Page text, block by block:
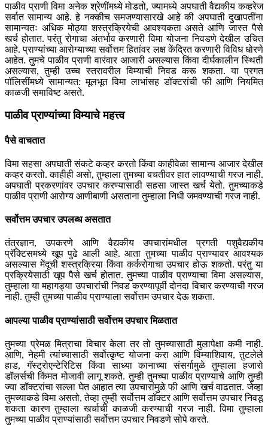
पाळीव प्राणी विमा अनेक श्रेणींमध्ये मोडतो, ज्यामध्ये अपघाती वैद्यकीय कव्हरेज
सर्वात सामान्य आहे. हे नक्कीच समजण्यासारखे आहे की अपघाती दुखापतींना
सामान्यतः अधिक मोठ्या शस्त्रक्रियेची आवश्यकता असते आणि जास्त पैसे
खर्च होतात. परंतु रोगाचा अंतर्भाव करणारी विमा योजना निवडणे देखील उचित
आहे. प्राण्यांच्या आरोग्याच्या सर्वोत्तम हितांवर लक्ष केंद्रित करणारी विविध धोरणे
आहेत. तुमचे पाळीव प्राणी वारंवार आजारी असल्यास किंवा दीर्घकालीन स्थिती
असल्यास, तुम्ही उच्च स्तरावरील विम्याची निवड करू शकता. या प्रगत
पॉलिसींमध्ये सामान्यत: मूलभूत विमा लाभांसह डॉक्टरांची फी आणि नियमित
काळजी समाविष्ट असते.
पाळीव प्राण्यांच्या विम्याचे महत्त्व
पैसे वाचतात
विमा सहसा अपघाती संकटे कव्हर करतो किंवा काहीवेळा सामान्य आजार देखील
कव्हर करतो. काहीही असो, तुम्हाला तुमच्या बचतीवर हात लावण्याची गरज नाही.
अपघाती प्रकरणांवर उपचार करण्यासाठी सहसा जास्त खर्च येतो. तुमच्याकडे
पाळीव प्राणी आरोग्य आणीबाणी असताना तुम्हाला निधी जमवण्याची गरज नाही.
सर्वोत्तम उपचार उपलब्ध असतात
तंत्रज्ञान, उपकरणे आणि वैद्यकीय उपचारांमधील प्रगती पशुवैद्यकीय
प्रॅक्टिसमध्ये खूप पुढे आली आहे. आता तुमच्या पाळीव प्राण्यावर आवश्यक
असल्यास मेंदूची शस्त्रक्रिया किंवा कर्करोगाचा उपचार होऊ शकतो. परंतु या
प्रक्रियेसाठी खूप पैसे खर्च होतात. तुमच्या पाळीव प्राण्याचा विमा असल्यास,
तुम्हाला या महागड्या उपचारांची निवड करण्यापूर्वी दोनदा विचार करण्याची गरज
नाही. तुम्ही तुमच्या पाळीव प्राण्याला सर्वोत्तम उपचार देऊ शकता.
आपल्या पाळीव प्राण्यांसाठी सर्वोत्तम उपचार मिळतात
तुमच्या प्रेमळ मित्राचा विचार केला तर तो तुमच्यासाठी मुलापेक्षा कमी नाही.
आणि, नेहमी त्यांच्यासाठी सर्वोत्कृष्ट योजना करा आणि विम्याशिवाय, तुटलेले
हाड, गॅस्ट्रोएन्टेरिटिस किंवा साध्या कानाच्या संसर्गामुळे तुम्हाला हजारो
डॉलर्सची किंमत मोजावी लागू शकते. तुम्ही तुमच्या पाळीव प्राण्याचे आणि तुम्ही
ज्या डॉक्टरांचा सल्ला घेत आहात त्या उपचारांमुळे फी आणि खर्च वाढतात. जेव्हा
तुमच्याकडे विमा असतो, तेव्हा तुम्ही सर्वोत्तम डॉक्टर आणि सर्वोत्तम उपचार निवडू
शकता कारण तुम्हाला खर्चाची काळजी करण्याची गरज नाही. विमा तुम्हाला
तुमच्या पाळीव प्राण्यांसाठी सर्वोत्तम उपचार निवडणे सोपे करते.